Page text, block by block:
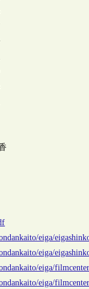
eiga/
eiga/
eiga/
eiga/